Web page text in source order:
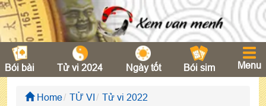
Bói bài Tử vi 2024 Ngày tốt Bói sim Menu
Home TỬ VI Tử vi 2022